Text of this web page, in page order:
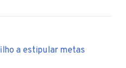
a estipular metas